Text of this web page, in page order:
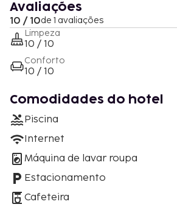
Avaliações
10 / 10de 1 avaliações
Limpeza
10 / 10
Conforto
10 / 10
Comodidades do hotel
Piscina
Internet
Máquina de lavar roupa
Estacionamento
Cafeteira